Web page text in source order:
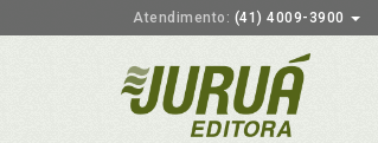
Atendimento: (41) 4009-3900